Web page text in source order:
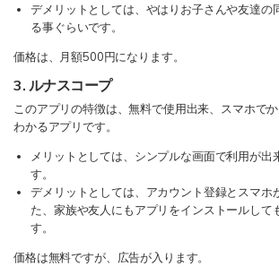
デメリットとしては、やはりお子さんや友達の
る事ぐらいです。
価格は、月額500円になります。
3. ルナスコープ
このアプリの特徴は、無料で使用出来、スマホで
わかるアプリです。
メリットとしては、シンプルな画面で利用が出
す。
デメリットとしては、アカウント登録とスマホ
た、家族や友人にもアプリをインストールして
す。
価格は無料ですが、広告が入ります。